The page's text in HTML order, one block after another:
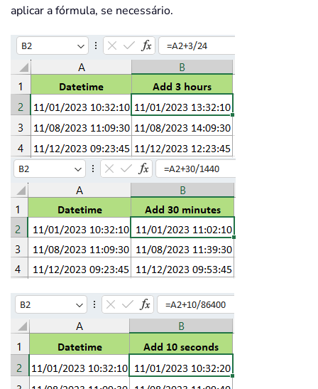
aplicar a fórmula, se necessário.